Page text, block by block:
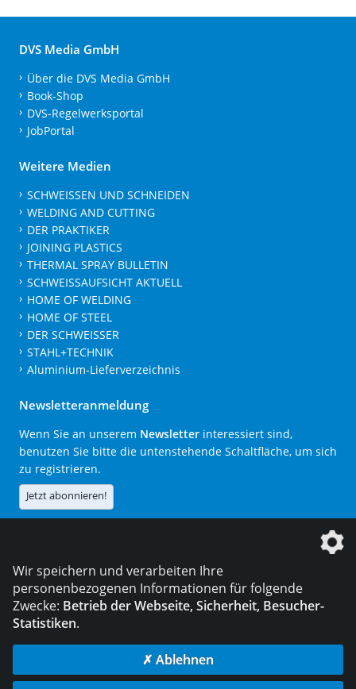
DVS Media GmbH
Über die DVS Media GmbH
Book-Shop
DVS-Regelwerksportal
JobPortal
Weitere Medien
SCHWEISSEN UND SCHNEIDEN
WELDING AND CUTTING
DER PRAKTIKER
JOINING PLASTICS
THERMAL SPRAY BULLETIN
SCHWEISSAUFSICHT AKTUELL
HOME OF WELDING
HOME OF STEEL
DER SCHWEISSER
STAHL+TECHNIK
Aluminium-Lieferverzeichnis
Newsletteranmeldung
Wenn Sie an unserem Newsletter interessiert sind,
benutzen Sie bitte die untenstehende Schaltfläche, um sich
zu registrieren.
Jetzt abonnieren!
Die DVS Media GmbH ist ein Unternehmen der
Wir speichern und verarbeiten Ihre
personenbezogenen Informationen für folgende
Zwecke: Betrieb der Webseite, Sicherheit, Besucher-
Statistiken.
✗ Ablehnen